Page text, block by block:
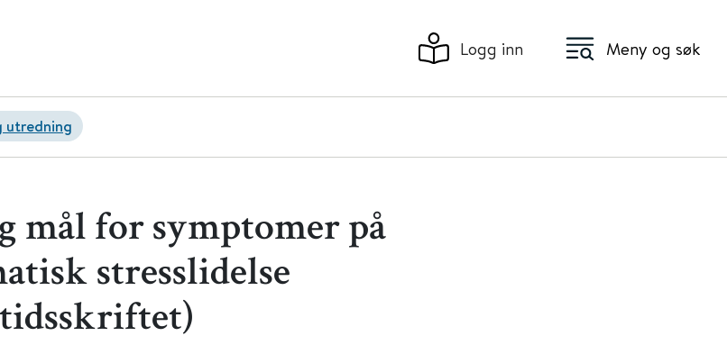
Logg inn Meny og søk
utredning
mål for symptomer på
stresslidelse